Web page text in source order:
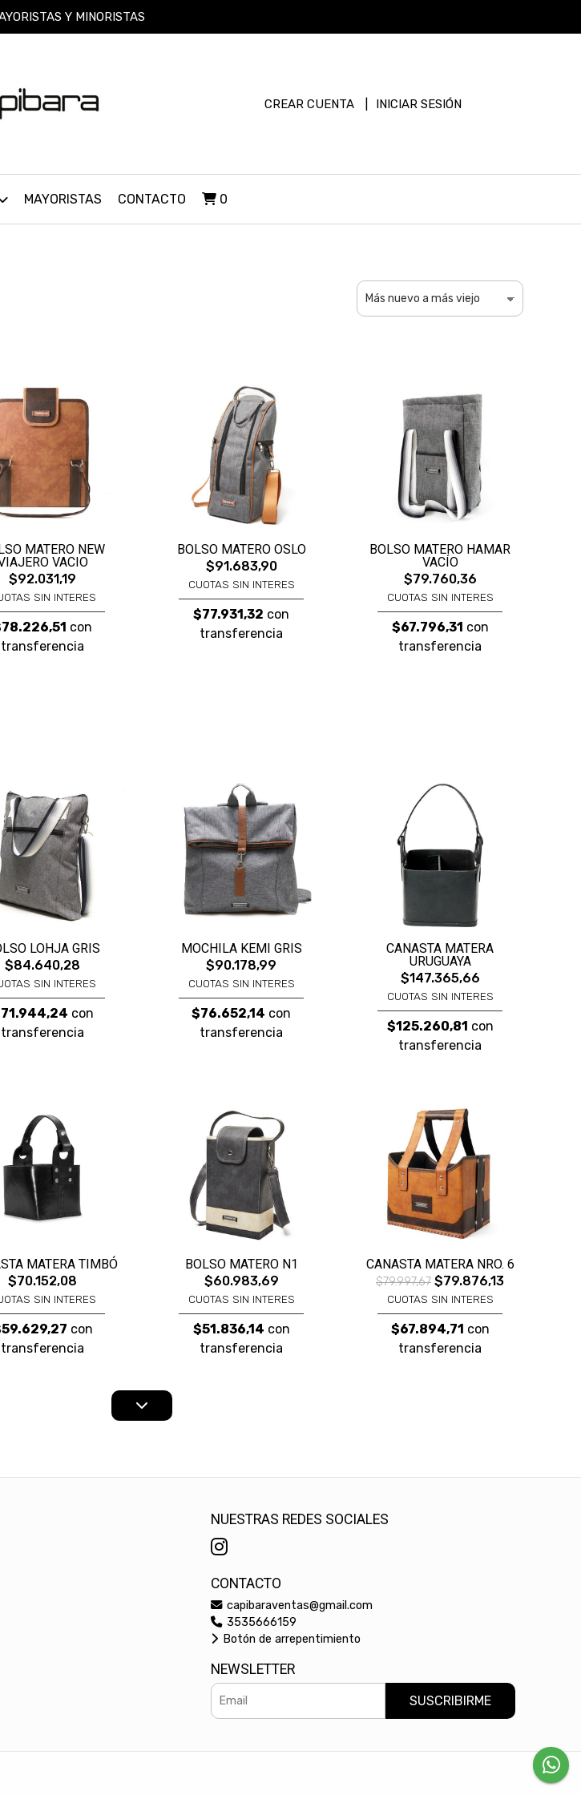
Y MINORISTAS
CREAR CUENTA INICIAR SESIÓN
MAYORISTAS CONTACTO 0
MATERO NEW
VACIO
$92.031,19
SIN INTERES
con
transferencia
BOLSO MATERO OSLO
$91.683,90
CUOTAS SIN INTERES
$77.931,32 con
transferencia
BOLSO MATERO HAMAR
VACÍO
$79.760,36
CUOTAS SIN INTERES
$67.796,31 con
transferencia
LOHJA GRIS
$84.640,28
SIN INTERES
con
transferencia
MOCHILA KEMI GRIS
$90.178,99
CUOTAS SIN INTERES
$76.652,14 con
transferencia
CANASTA MATERA
URUGUAYA
$147.365,66
CUOTAS SIN INTERES
$125.260,81 con
transferencia
MATERA TIMBÓ
$70.152,08
SIN INTERES
con
transferencia
BOLSO MATERO N1
$60.983,69
CUOTAS SIN INTERES
$51.836,14 con
transferencia
CANASTA MATERA NRO. 6
$79.997,67 $79.876,13
CUOTAS SIN INTERES
$67.894,71 con
transferencia
NUESTRAS REDES SOCIALES
CONTACTO
capibaraventas@gmail.com
3535666159
Botón de arrepentimiento
NEWSLETTER
SUSCRIBIRME